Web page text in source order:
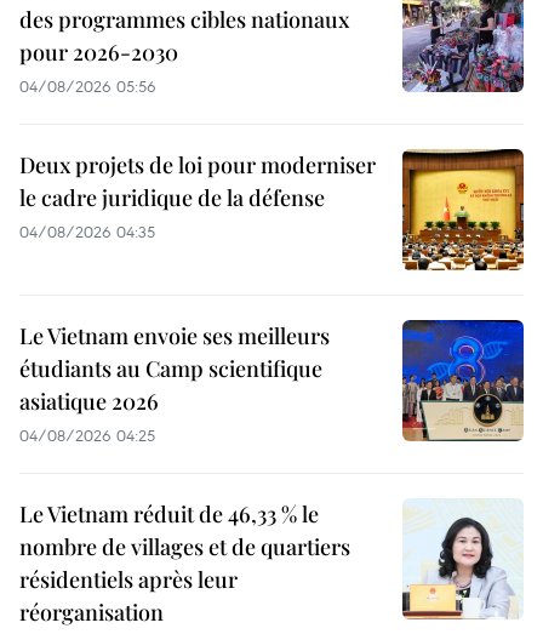
des programmes cibles nationaux
pour 2026-2030
04/08/2026 05:56
Deux projets de loi pour moderniser
le cadre juridique de la défense
04/08/2026 04:35
Le Vietnam envoie ses meilleurs
étudiants au Camp scientifique
asiatique 2026
04/08/2026 04:25
Le Vietnam réduit de 46,33 % le
nombre de villages et de quartiers
résidentiels après leur
réorganisation